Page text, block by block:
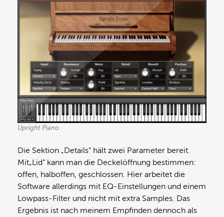
Upright Piano
Die Sektion „Details“ hält zwei Parameter bereit.
Mit„Lid“ kann man die Deckelöffnung bestimmen:
offen, halboffen, geschlossen. Hier arbeitet die
Software allerdings mit EQ-Einstellungen und einem
Lowpass-Filter und nicht mit extra Samples. Das
Ergebnis ist nach meinem Empfinden dennoch als